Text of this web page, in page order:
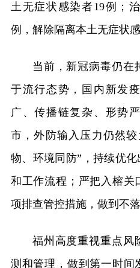
土无症状感染者19例；
例，解除隔离本土无症状感
当前，新冠病毒仍在
于流行态势，国内新发
广、传播链复杂、形势
市，外防输入压力仍然较
物、环境同防”，持续优
和工作流程；严把入榕关
项排查管控措施，做到不
福州高度重视重点风
测和管理，做到第一时间